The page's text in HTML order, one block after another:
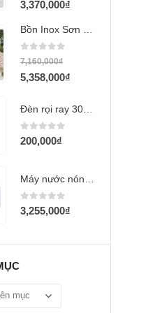
3,370,000₫
Bồn Inox Sơn Hà 2000L đứng
0 out of 5
7,160,000₫
5,358,000₫
0out of 5
200,000₫
0out of 5
3,255,000₫